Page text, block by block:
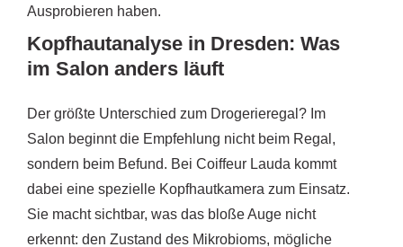
Ausprobieren haben.
Kopfhautanalyse in Dresden: Was
im Salon anders läuft
Der größte Unterschied zum Drogerieregal? Im
Salon beginnt die Empfehlung nicht beim Regal,
sondern beim Befund. Bei Coiffeur Lauda kommt
dabei eine spezielle Kopfhautkamera zum Einsatz.
Sie macht sichtbar, was das bloße Auge nicht
erkennt: den Zustand des Mikrobioms, mögliche